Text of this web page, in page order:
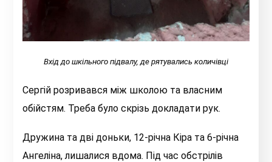
Вхід до шкільного підвалу, де рятувались количівці
Сергій розривався між школою та власним
обійстям. Треба було скрізь докладати рук.
Дружина та дві доньки, 12-річна Кіра та 6-річна
Ангеліна, лишалися вдома. Під час обстрілів